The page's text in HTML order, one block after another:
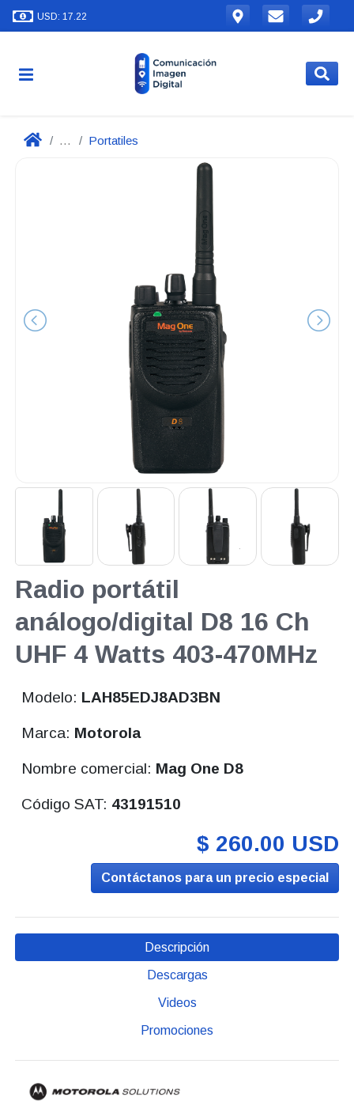
USD: 17.22
... Portatiles
Radio portátil
análogo/digital D8 16 Ch
UHF 4 Watts 403-470MHz
Modelo: LAH85EDJ8AD3BN
Marca: Motorola
Nombre comercial: Mag One D8
Código SAT: 43191510
$ 260.00 USD
Contáctanos para un precio especial
Descripción
Descargas
Videos
Promociones